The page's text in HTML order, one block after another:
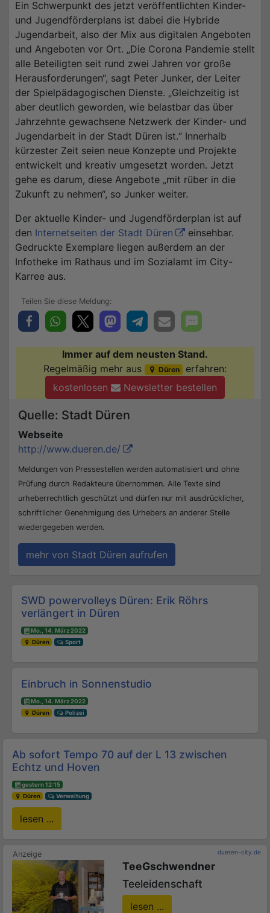
Ein Schwerpunkt des jetzt veröffentlichten Kinder-
und Jugendförderplans ist dabei die Hybride
Jugendarbeit, also der Mix aus digitalen Angeboten
und Angeboten vor Ort. „Die Corona Pandemie stellt
alle Beteiligten seit rund zwei Jahren vor große
Herausforderungen“, sagt Peter Junker, der Leiter
der Spielpädagogischen Dienste. „Gleichzeitig ist
aber deutlich geworden, wie belastbar das über
Jahrzehnte gewachsene Netzwerk der Kinder- und
Jugendarbeit in der Stadt Düren ist.“ Innerhalb
kürzester Zeit seien neue Konzepte und Projekte
entwickelt und kreativ umgesetzt worden. Jetzt
gehe es darum, diese Angebote „mit rüber in die
Zukunft zu nehmen“, so Junker weiter.
Der aktuelle Kinder- und Jugendförderplan ist auf
den Internetseiten der Stadt Düren
einsehbar.
Gedruckte Exemplare liegen außerdem an der
Infotheke im Rathaus und im Sozialamt im City-
Karree aus.
Immer auf dem neusten Stand.
Regelmäßig mehr aus
Düren
erfahren:
kostenlosen
Newsletter bestellen
Quelle: Stadt Düren
Webseite
http://www.dueren.de/
Meldungen von Pressestellen werden automatisiert und ohne
Prüfung durch Redakteure übernommen. Alle Texte sind
urheberrechtlich geschützt und dürfen nur mit ausdrücklicher,
schriftlicher Genehmigung des Urhebers an anderer Stelle
wiedergegeben werden.
mehr von Stadt Düren aufrufen
Beitrags-Navigation
SWD powervolleys Düren: Erik Röhrs
verlängert in Düren
Mo., 14. März 2022
Düren
Sport
Einbruch in Sonnenstudio
Mo., 14. März 2022
Düren
Polizei
Ab sofort Tempo 70 auf der L 13 zwischen
Echtz und Hoven
gestern 12:15
Düren
Verwaltung
lesen ...
dueren-city.de
TeeGschwendner
Teeleidenschaft
lesen ...